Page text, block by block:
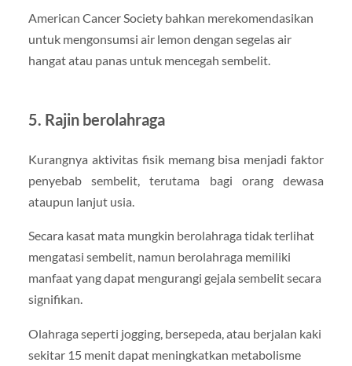
American Cancer Society bahkan merekomendasikan
untuk mengonsumsi air lemon dengan segelas air
hangat atau panas untuk mencegah sembelit.
5. Rajin berolahraga
Kurangnya aktivitas fisik memang bisa menjadi faktor
penyebab sembelit, terutama bagi orang dewasa
ataupun lanjut usia.
Secara kasat mata mungkin berolahraga tidak terlihat
mengatasi sembelit, namun berolahraga memiliki
manfaat yang dapat mengurangi gejala sembelit secara
signifikan.
Olahraga seperti jogging, bersepeda, atau berjalan kaki
sekitar 15 menit dapat meningkatkan metabolisme